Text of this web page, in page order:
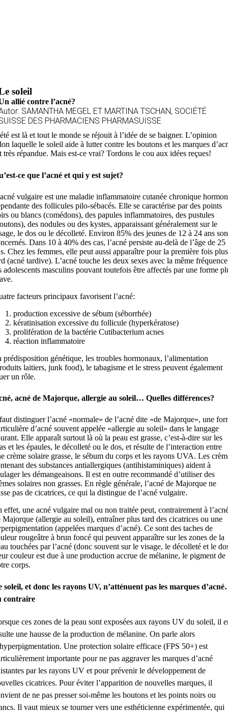
soleil
allié contre l’acné?
SAMANTHA MEGEL ET MARTINA TSCHAN, SOCIÉTÉ
DES PHARMACIENS PHARMASUISSE
est là et tout le monde se réjouit à l’idée de se baigner. L’opinion
laquelle le soleil aide à lutter contre les boutons et les marques
très répandue. Mais est-ce vrai? Tordons le cou aux idées reçues!
ce que l’acné et qui y est sujet?
vulgaire est une maladie inflammatoire cutanée chronique
des follicules pilo-sébacés. Elle se caractérise par des points
ou blancs (comédons), des papules inflammatoires, des pustules
des nodules ou des kystes, apparaissant généralement sur le
le dos ou le décolleté. Environ 85% des jeunes de 12 à 24 ans
Dans 10 à 40% des cas, l’acné persiste au-delà de l’âge de 25
Chez les femmes, elle peut aussi apparaître pour la première fois plus
(acné tardive). L’acné touche les deux sexes avec la même
adolescents masculins pouvant toutefois être affectés par une forme
facteurs principaux favorisent l’acné:
production excessive de sébum (séborrhée)
kératinisation excessive du follicule (hyperkératose)
prolifération de la bactérie Cutibacterium acnes
réaction inflammatoire
prédisposition génétique, les troubles hormonaux, l’alimentation
laitiers, junk food), le tabagisme et le stress peuvent également
un rôle.
acné de Majorque, allergie au soleil… Quelles différences?
distinguer l’acné «normale» de l’acné dite «de Majorque», une
d’acné souvent appelée «allergie au soleil» dans le langage
Elle apparaît surtout là où la peau est grasse, c’est-à-dire sur les
et les épaules, le décolleté ou le dos, et résulte de l’interaction entre
crème solaire grasse, le sébum du corps et les rayons UVA. Les
des substances antiallergiques (antihistaminiques) aident à
les démangeaisons. Il est en outre recommandé d’utiliser des
solaires non grasses. En règle générale, l’acné de Majorque ne
pas de cicatrices, ce qui la distingue de l’acné vulgaire.
effet, une acné vulgaire mal ou non traitée peut, contrairement à
Majorque (allergie au soleil), entraîner plus tard des cicatrices ou une
(appelées marques d’acné). Ce sont des taches de
rougeâtre à brun foncé qui peuvent apparaître sur les zones de la
touchées par l’acné (donc souvent sur le visage, le décolleté et le
couleur est due à une production accrue de mélanine, le pigment de
corps.
soleil, et donc les rayons UV, n’atténuent pas les marques
contraire
ces zones de la peau sont exposées aux rayons UV du soleil, il
une hausse de la production de mélanine. On parle alors
Une protection solaire efficace (FPS 50+) est
importante pour ne pas aggraver les marques d’acné
par les rayons UV et pour prévenir le développement de
cicatrices. Pour éviter l’apparition de nouvelles marques, il
de ne pas presser soi-même les boutons et les points noirs ou
Il vaut mieux se tourner vers une esthéticienne expérimentée, qui